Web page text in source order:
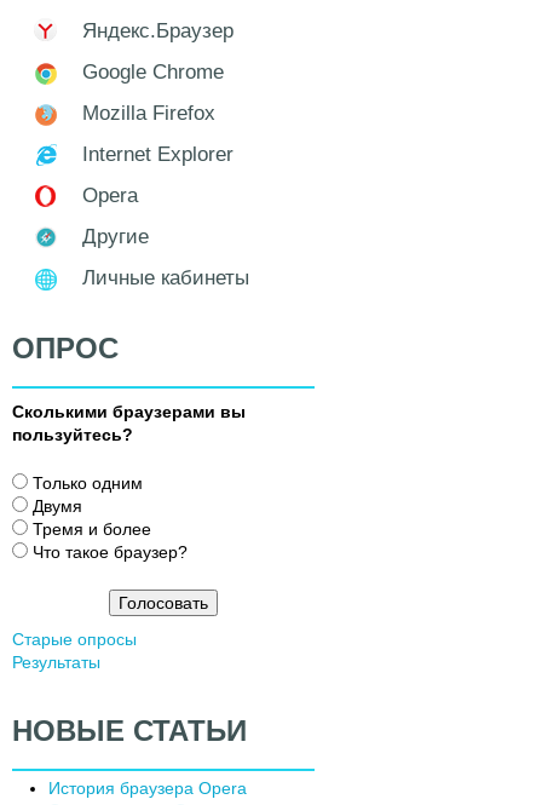
Яндекс.Браузер
Google Chrome
Mozilla Firefox
Internet Explorer
Opera
Другие
Личные кабинеты
ОПРОС
Сколькими браузерами вы
пользуйтесь?
В
а
р
и
ы
Только одним
Двумя
Тремя и более
Что такое браузер?
Старые опросы
Результаты
НОВЫЕ СТАТЬИ
История браузера Opera